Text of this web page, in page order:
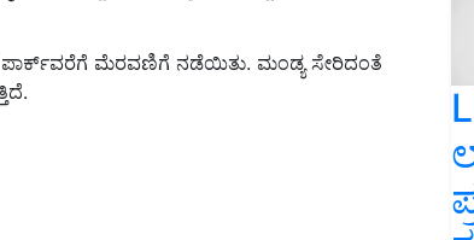
ಮೆರವಣಿಗೆ ನಡೆಯಿತು. ಮಂಡ್ಯ ಸೇರಿದಂತೆ